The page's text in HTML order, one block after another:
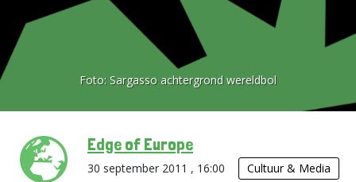
Foto: Sargasso achtergrond wereldbol
Edge of Europe
30 september 2011 , 16:00 Cultuur & Media